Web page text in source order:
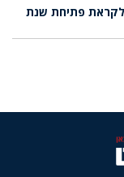
לקראת פתיחת שנת